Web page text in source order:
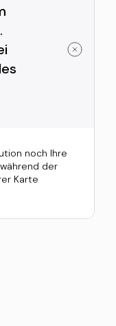
noch Ihre
der
Karte